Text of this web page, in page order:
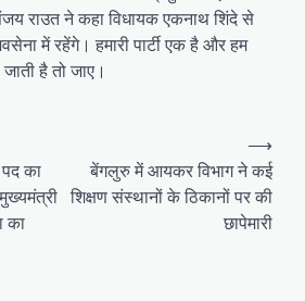
राउत ने कहा विधायक एकनाथ शिंदे से
में रहेंगे। हमारी पार्टी एक है और हम
है तो जाए।
पद का
का
बेंगलुरु में आयकर विभाग ने कई
शिक्षण संस्थानों के ठिकानों पर की
छापेमारी
⟶